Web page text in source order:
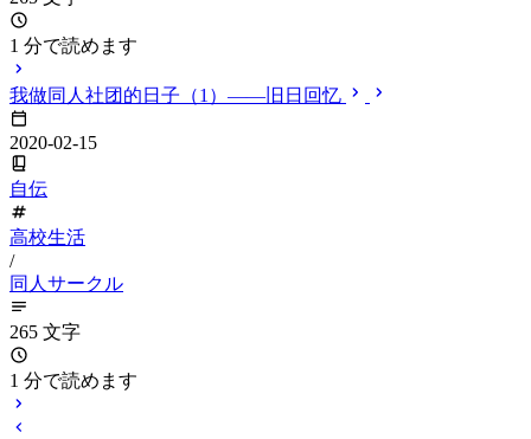
1 分で読めます
我做同人社团的日子（1）——旧日回忆
2020-02-15
自伝
高校生活
/
同人サークル
265 文字
1 分で読めます